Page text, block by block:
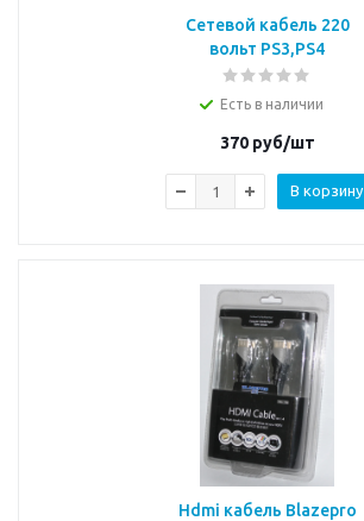
Сетевой кабель 220
вольт PS3,PS4
Есть в наличии
370руб/шт
В корзину
Hdmi кабель Blazepro